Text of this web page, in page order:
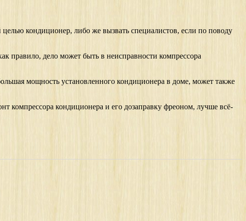
кондиционер, либо же вызвать специалистов, если по поводу
правило, дело может быть в неисправности компрессора
мощность установленного кондиционера в доме, может также
компрессора кондиционера и его дозаправку фреоном, лучше всё-